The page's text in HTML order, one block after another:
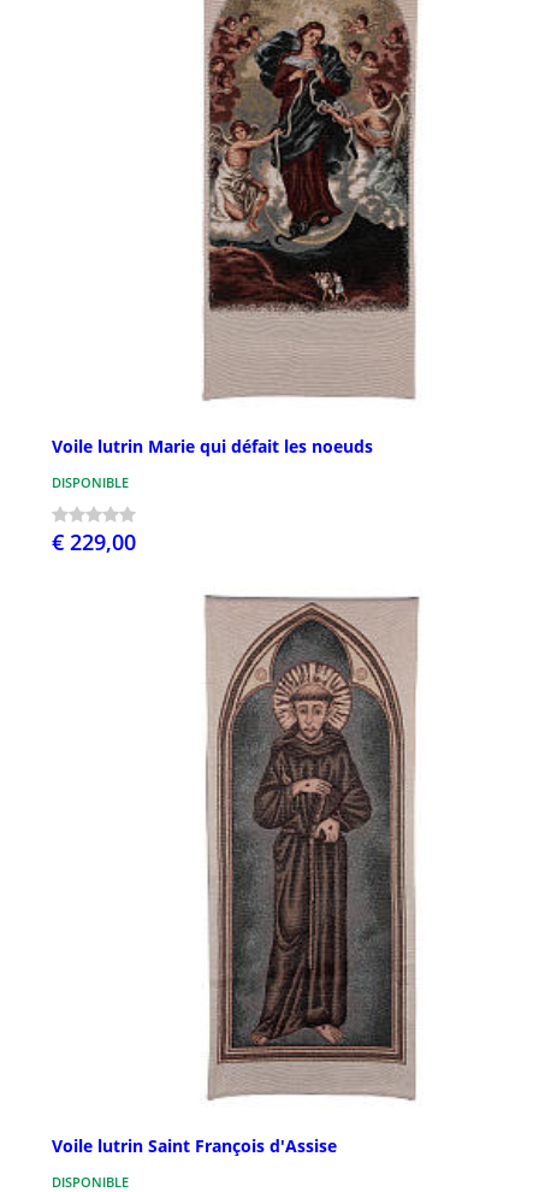
Voile lutrin Marie qui défait les noeuds
DISPONIBLE
€ 229,00
Voile lutrin Saint François d'Assise
DISPONIBLE